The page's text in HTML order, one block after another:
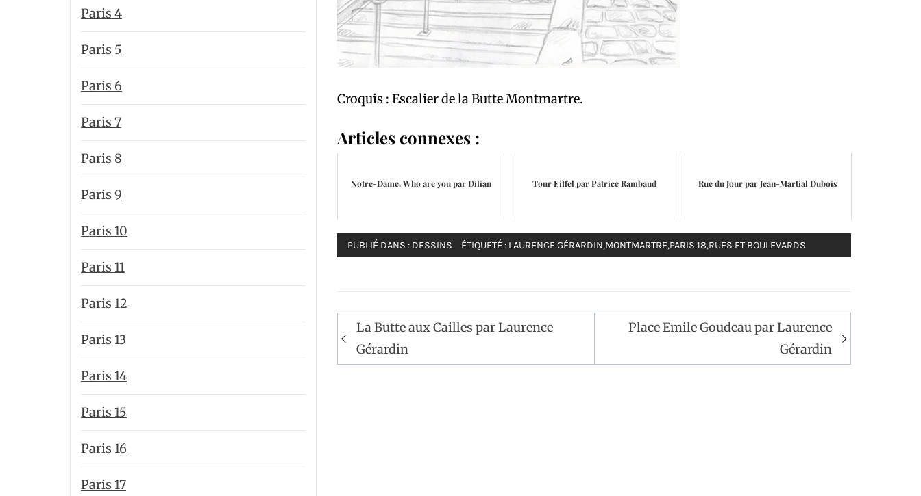
Croquis : Escalier de la Butte Montmartre.
Articles connexes :
Notre-Dame. Who are you par Dilian Tour Eiffel par Patrice Rambaud Rue du Jour par Jean-Martial Dubois
PUBLIÉ DANS : DESSINS ÉTIQUETÉ : LAURENCE GÉRARDIN,MONTMARTRE,PARIS 18,RUES ET BOULEVARDS
Navigation
de
l’article
La Butte aux Cailles par Laurence
Gérardin
Place Emile Goudeau par Laurence
Gérardin
Paris 4
Paris 5
Paris 6
Paris 7
Paris 8
Paris 9
Paris 10
Paris 11
Paris 12
Paris 13
Paris 14
Paris 15
Paris 16
Paris 17